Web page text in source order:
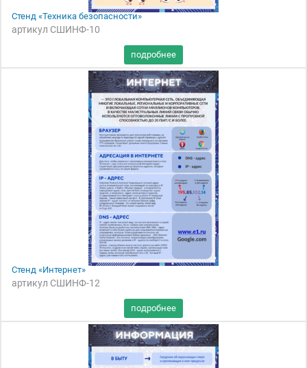
Стенд «Техника безопасности»
артикул СШИНФ-10
Стенд «Интернет»
артикул СШИНФ-12